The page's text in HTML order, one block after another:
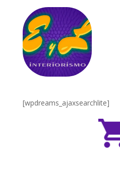
[wpdreams_ajaxsearchlite]